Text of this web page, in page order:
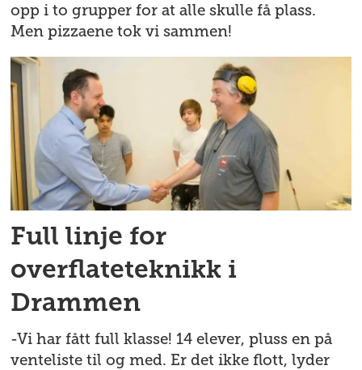
opp i to grupper for at alle skulle få plass.
Men pizzaene tok vi sammen!
Full linje for
overflateteknikk i
Drammen
-Vi har fått full klasse! 14 elever, pluss en på
venteliste til og med. Er det ikke flott, lyder